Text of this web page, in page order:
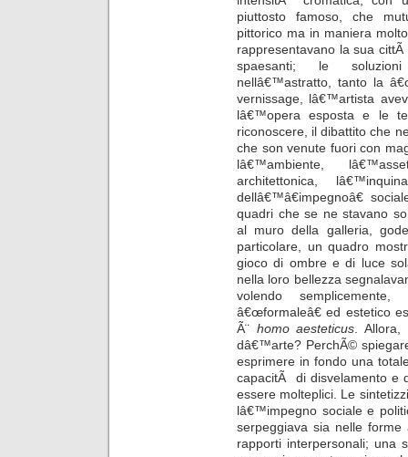
piuttosto famoso, che
pittorico ma in maniera
rappresentavano la sua
spaesanti; le
nellâ€™astratto, tanto la
vernissage, lâ€™artista
lâ€™opera esposta e le
riconoscere, il dibattito che
che son venute fuori con
lâ€™ambiente,
architettonica,
dellâ€™â€impegnoâ€
quadri che se ne stavano
al muro della galleria,
particolare, un quadro
gioco di ombre e di luce
nella loro bellezza
volendo
â€œformaleâ€ ed estetico
Ã¨ homo aesteticus .
dâ€™arte? PerchÃ©
esprimere in fondo una
capacitÃ di disvelamento e
essere molteplici. Le
lâ€™impegno sociale e
serpeggiava sia nelle
rapporti interpersonali; una